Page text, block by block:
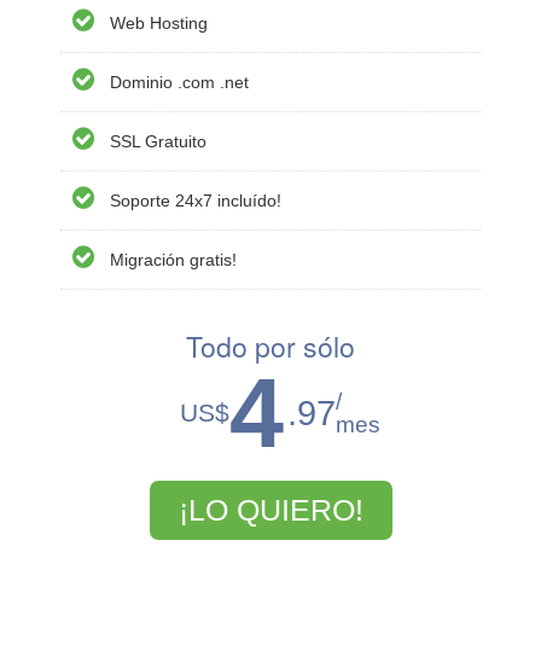
Web Hosting
Dominio .com .net
SSL Gratuito
Soporte 24x7 incluído!
Migración gratis!
Todo por sólo
US$4 .97/
mes
¡LO QUIERO!